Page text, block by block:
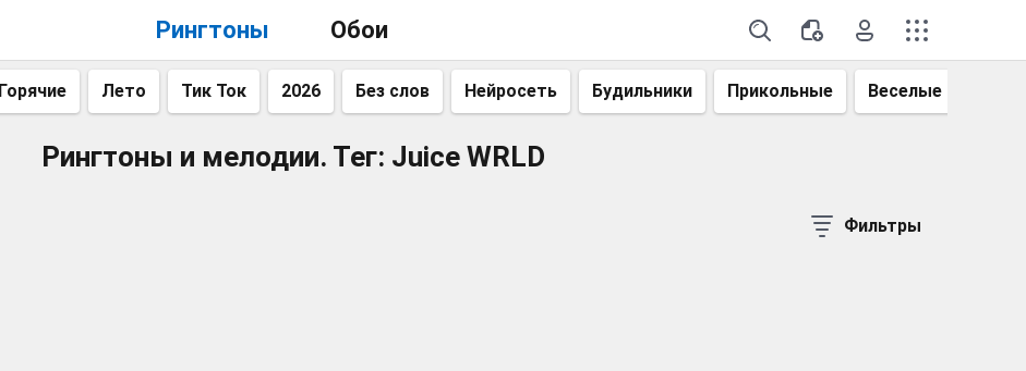
Рингтоны Обои
Горячие Лето Тик Ток 2026 Без слов Нейросеть Будильники Прикольные Веселые
Рингтоны и мелодии. Тег: Juice WRLD
Фильтры